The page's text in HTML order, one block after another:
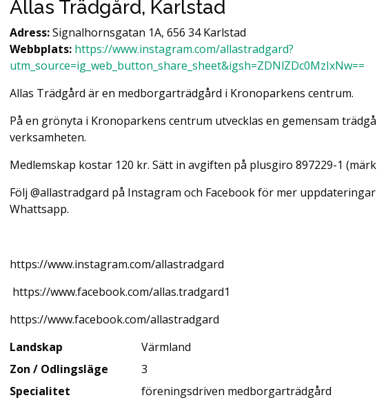
Allas Trädgård, Karlstad
Adress:Signalhornsgatan 1A, 656 34 Karlstad
Webbplats: https://www.instagram.com/allastradgard?
utm_source=ig_web_button_share_sheet&igsh=ZDNlZDc0MzIxNw==
Allas Trädgård är en medborgarträdgård i Kronoparkens centrum.
På en grönyta i Kronoparkens centrum utvecklas en gemensam
verksamheten.
Medlemskap kostar 120 kr. Sätt in avgiften på plusgiro 897229-1
Följ @allastradgard på Instagram och Facebook för mer
Whattsapp.
https://www.instagram.com/allastradgard
https://www.facebook.com/allas.tradgard1
https://www.facebook.com/allastradgard
Landskap
Värmland
Zon / Odlingsläge
3
Specialitet
föreningsdriven medborgarträdgård